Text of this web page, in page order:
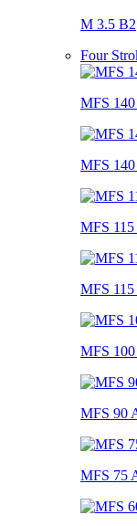
M 3.5 B2
Four
MFS
MFS 140
MFS
MFS 115
MFS 100
MFS 90
MFS 75